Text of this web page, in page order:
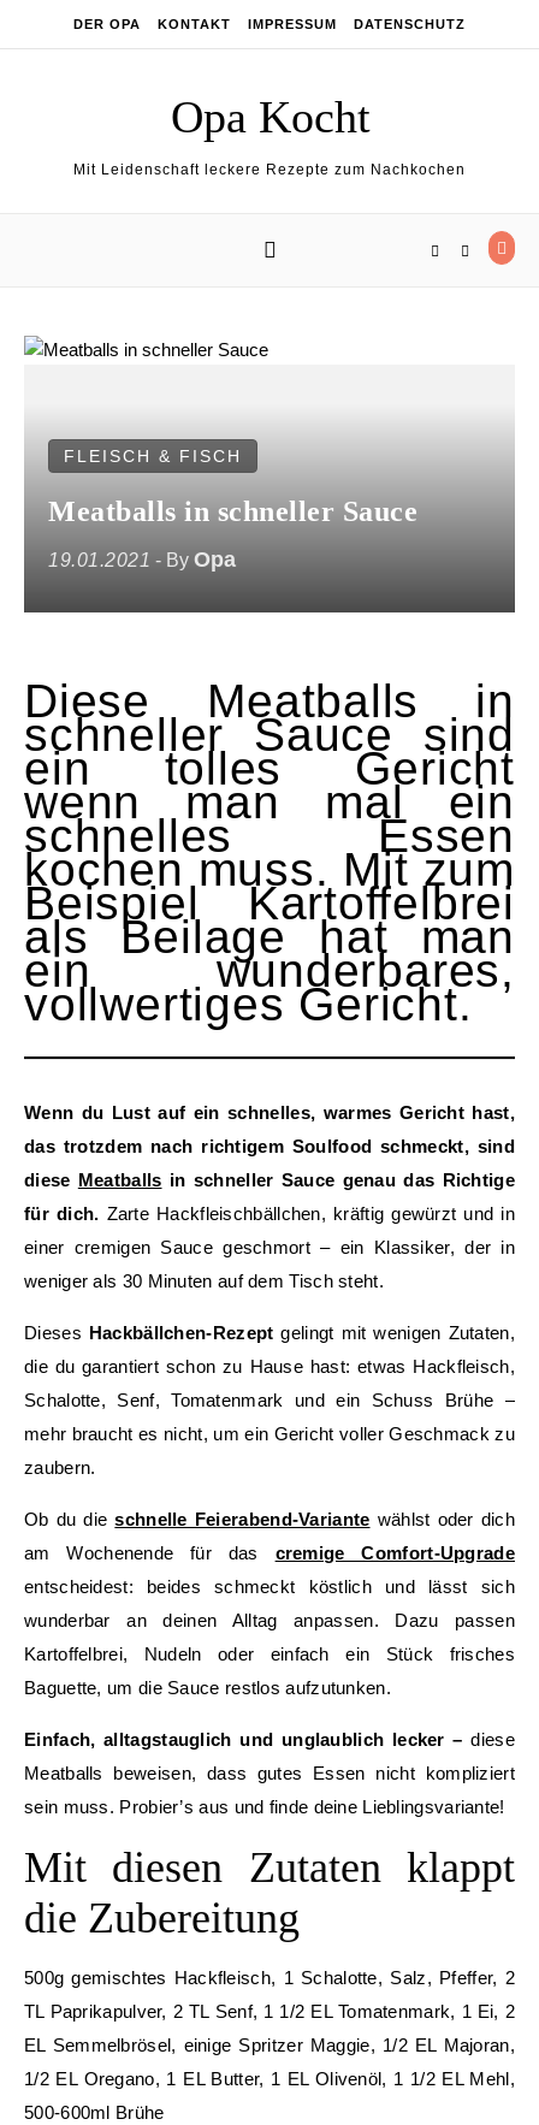
DER OPA KONTAKT IMPRESSUM DATENSCHUTZ
Opa Kocht
Mit Leidenschaft leckere Rezepte zum Nachkochen
FLEISCH & FISCH
Meatballs in schneller Sauce
19.01.2021 - By Opa
Diese Meatballs in
schneller Sauce sind
ein tolles Gericht
wenn man mal ein
schnelles Essen
kochen muss. Mit zum
Beispiel Kartoffelbrei
als Beilage hat man
ein wunderbares,
vollwertiges Gericht.
Wenn du Lust auf ein schnelles, warmes Gericht hast,
das trotzdem nach richtigem Soulfood schmeckt, sind
diese Meatballs in schneller Sauce genau das Richtige
für dich. Zarte Hackfleischbällchen, kräftig gewürzt und in
einer cremigen Sauce geschmort – ein Klassiker, der in
weniger als 30 Minuten auf dem Tisch steht.
Dieses Hackbällchen-Rezept gelingt mit wenigen Zutaten,
die du garantiert schon zu Hause hast: etwas Hackfleisch,
Schalotte, Senf, Tomatenmark und ein Schuss Brühe –
mehr braucht es nicht, um ein Gericht voller Geschmack zu
zaubern.
Ob du dieschnelle Feierabend-Variante wählst oder dich
am Wochenende für das cremige Comfort-Upgrade
entscheidest: beides schmeckt köstlich und lässt sich
wunderbar an deinen Alltag anpassen. Dazu passen
Kartoffelbrei, Nudeln oder einfach ein Stück frisches
Baguette, um die Sauce restlos aufzutunken.
Einfach, alltagstauglich und unglaublich lecker – diese
Meatballs beweisen, dass gutes Essen nicht kompliziert
sein muss. Probier’s aus und finde deine Lieblingsvariante!
Mit diesen Zutaten klappt
die Zubereitung
500g gemischtes Hackfleisch, 1 Schalotte, Salz, Pfeffer, 2
TL Paprikapulver, 2 TL Senf, 1 1/2 EL Tomatenmark, 1 Ei, 2
EL Semmelbrösel, einige Spritzer Maggie, 1/2 EL Majoran,
1/2 EL Oregano, 1 EL Butter, 1 EL Olivenöl, 1 1/2 EL Mehl,
500-600ml Brühe